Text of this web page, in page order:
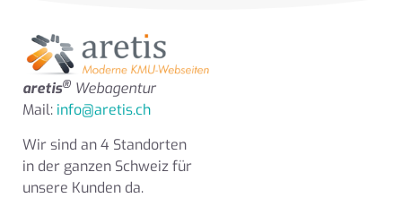
aretis® Webagentur
Mail: info@aretis.ch
Wir sind an 4 Standorten
in der ganzen Schweiz für
unsere Kunden da.